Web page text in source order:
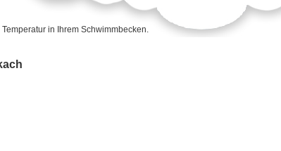
Temperatur in Ihrem Schwimmbecken.